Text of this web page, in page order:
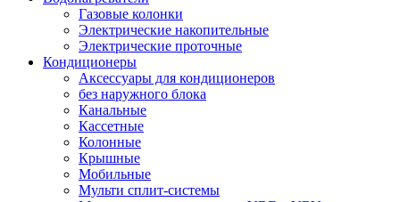
Газовые колонки
Электрические накопительные
Электрические проточные
Кондиционеры
Аксессуары для кондиционеров
без наружного блока
Канальные
Кассетные
Колонные
Крышные
Мобильные
Мульти сплит-системы